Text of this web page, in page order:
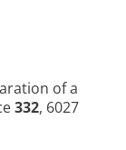
of a
332, 6027